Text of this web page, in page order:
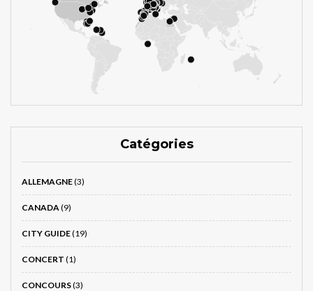
Catégories
ALLEMAGNE(3)
CANADA (9)
CITY GUIDE(19)
CONCERT (1)
CONCOURS(3)